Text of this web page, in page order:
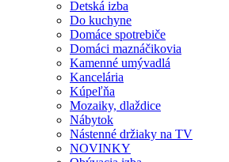
Detská izba
Do kuchyne
Domáce spotrebiče
Domáci maznáčikovia
Kamenné umývadlá
Kancelária
Kúpeľňa
Mozaiky, dlaždice
Nábytok
Nástenné držiaky na TV
NOVINKY